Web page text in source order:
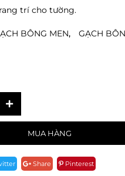
trí cho tường.
BÔNG MEN,
GẠCH
MUA HÀNG
Share Pinterest